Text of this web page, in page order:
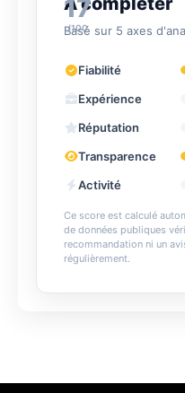
17
/100
Basé sur 5 axes
Fiabilité
Expérience
Réputation
Transparence
Activité
Ce score est calculé
de données publiques
recommandation ni un
régulièrement.